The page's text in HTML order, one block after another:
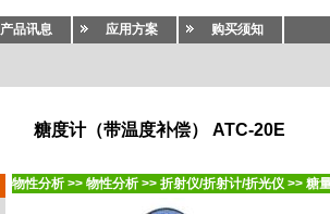
产品讯息 应用方案 购买须知
糖度计（带温度补偿） ATC-20E
物性分析 >> 物性分析 >> 折射仪/折射计/折光仪 >> 糖